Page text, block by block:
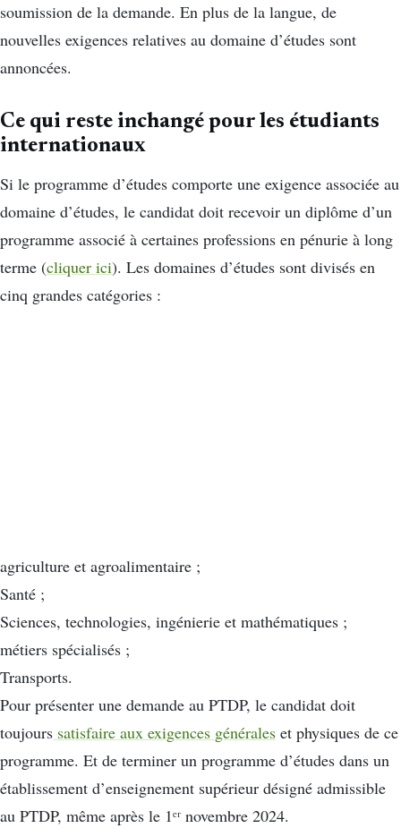
soumission de la demande. En plus de la langue, de
nouvelles exigences relatives au domaine d’études sont
annoncées.
Ce qui reste inchangé pour les étudiants
internationaux
Si le programme d’études comporte une exigence associée au
domaine d’études, le candidat doit recevoir un diplôme d’un
programme associé à certaines professions en pénurie à long
terme (cliquer ici). Les domaines d’études sont divisés en
cinq grandes catégories :
agriculture et agroalimentaire ;
Santé ;
Sciences, technologies, ingénierie et mathématiques ;
métiers spécialisés ;
Transports.
Pour présenter une demande au PTDP, le candidat doit
toujours satisfaire aux exigences générales et physiques de ce
programme. Et de terminer un programme d’études dans un
établissement d’enseignement supérieur désigné admissible
au PTDP, même après le 1ᵉʳ novembre 2024.